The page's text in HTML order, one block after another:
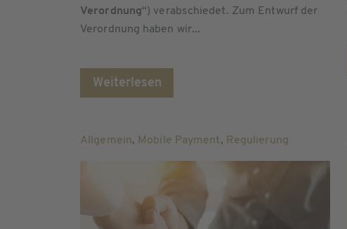
Verordnung“) verabschiedet. Zum Entwurf der
Verordnung haben wir...
Weiterlesen
Allgemein, Mobile Payment, Regulierung